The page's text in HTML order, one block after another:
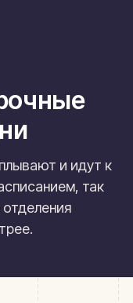
и идут к
так